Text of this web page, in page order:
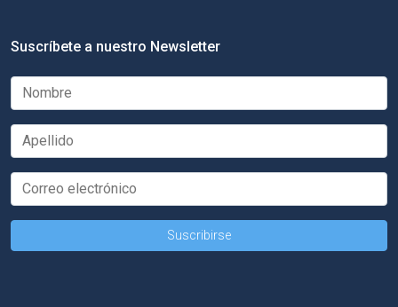
Suscríbete a nuestro Newsletter